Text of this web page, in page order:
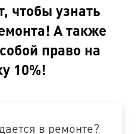
чтобы узнать
А также
право на
10%!
в ремонте?